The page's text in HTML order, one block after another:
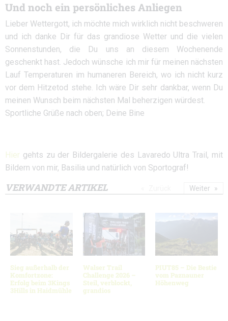
Und noch ein persönliches Anliegen
Lieber Wettergott, ich möchte mich wirklich nicht beschweren
und ich danke Dir für das grandiose Wetter und die vielen
Sonnenstunden, die Du uns an diesem Wochenende
geschenkt hast. Jedoch wünsche ich mir für meinen nächsten
Lauf Temperaturen im humaneren Bereich, wo ich nicht kurz
vor dem Hitzetod stehe. Ich wäre Dir sehr dankbar, wenn Du
meinen Wunsch beim nächsten Mal beherzigen würdest.
Sportliche Grüße nach oben; Deine Bine
Hier gehts zu der Bildergalerie des Lavaredo Ultra Trail, mit
Bildern von mir, Basilia und natürlich von Sportograf!
VERWANDTE ARTIKEL
Sieg außerhalb der
Komfortzone:
Erfolg beim 3Kings
3Hills in Haidmühle
Walser Trail
Challenge 2026 –
Steil, verblockt,
grandios
PIUT85 – Die Bestie
vom Paznauner
Höhenweg
Weiter